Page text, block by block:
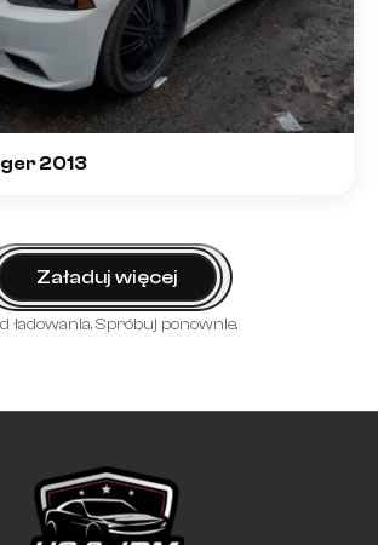
2013
Załaduj więcej
ładowania. Spróbuj ponownie.